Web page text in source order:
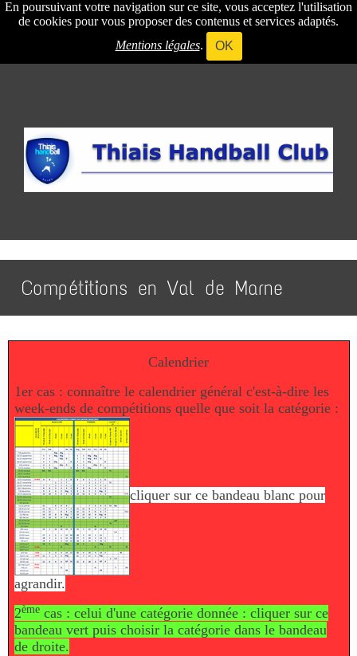
En poursuivant votre navigation sur ce site, vous acceptez l'utilisation
de cookies pour vous proposer des contenus et services adaptés.
Mentions légales. OK
Compétitions en Val de Marne
Calendrier
1er cas : connaître le calendrier général c'est-à-dire les
week-ends de compétitions quelle que soit la catégorie :
cliquer sur ce bandeau blanc pour
agrandir.
2èmecas : celui d'une catégorie donnée : cliquer sur ce
bandeau vert puis choisir la catégorie dans le bandeau
de droite.